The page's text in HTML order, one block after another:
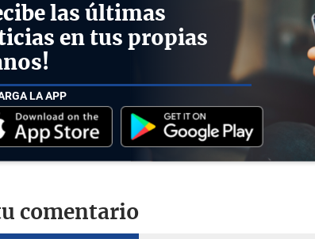
las últimas
en tus propias
LA APP
comentario